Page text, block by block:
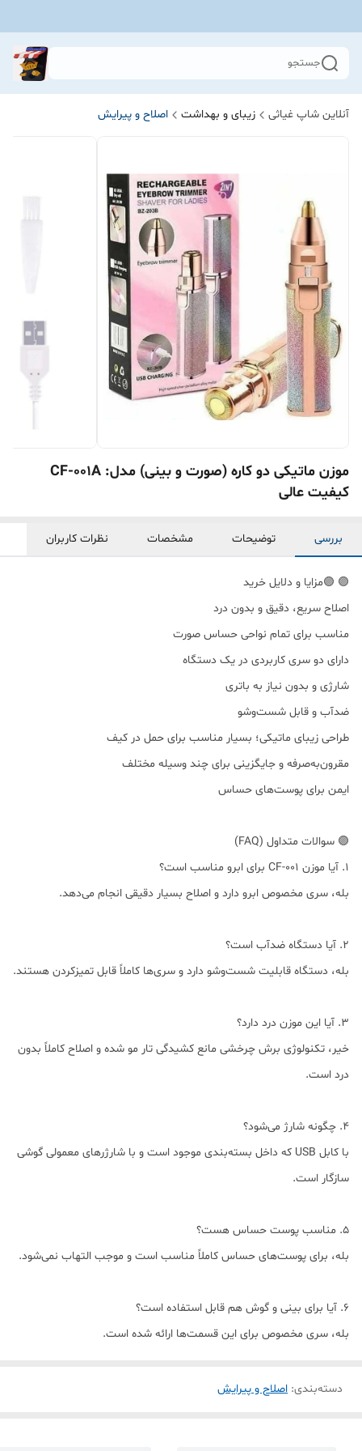
جستجو
آنلاین شاپ غیاثی زیبای و بهداشت اصلاح و پیرایش
موزن ماتیکی دو کاره (صورت و بینی) مدل: CF-001A
کیفیت عالی
بررسی توضیحات مشخصات نظرات کاربران
🟣 🟣مزایا و دلایل خرید
اصلاح سریع، دقیق و بدون درد
مناسب برای تمام نواحی حساس صورت
دارای دو سری کاربردی در یک دستگاه
شارژی و بدون نیاز به باتری
ضدآب و قابل شست‌وشو
طراحی زیبای ماتیکی؛ بسیار مناسب برای حمل در کیف
مقرون‌به‌صرفه و جایگزینی برای چند وسیله مختلف
ایمن برای پوست‌های حساس
🟣 سوالات متداول (FAQ)
1. آیا موزن CF-001 برای ابرو مناسب است؟
بله، سری مخصوص ابرو دارد و اصلاح بسیار دقیقی انجام می‌دهد.
2. آیا دستگاه ضدآب است؟
بله، دستگاه قابلیت شست‌وشو دارد و سری‌ها کاملاً قابل تمیزکردن هستند.
3. آیا این موزن درد دارد؟
خیر، تکنولوژی برش چرخشی مانع کشیدگی تار مو شده و اصلاح کاملاً بدون
درد است.
4. چگونه شارژ می‌شود؟
با کابل USB که داخل بسته‌بندی موجود است و با شارژرهای معمولی گوشی
سازگار است.
5. مناسب پوست حساس هست؟
بله، برای پوست‌های حساس کاملاً مناسب است و موجب التهاب نمی‌شود.
6. آیا برای بینی و گوش هم قابل استفاده است؟
بله، سری مخصوص برای این قسمت‌ها ارائه شده است.
دسته‌بندی: اصلاح و پیرایش